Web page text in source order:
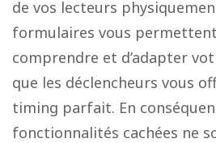
de vos lecteurs
formulaires vous
comprendre et d’adapter
que les déclencheurs vous
timing parfait. En
fonctionnalités cachées ne